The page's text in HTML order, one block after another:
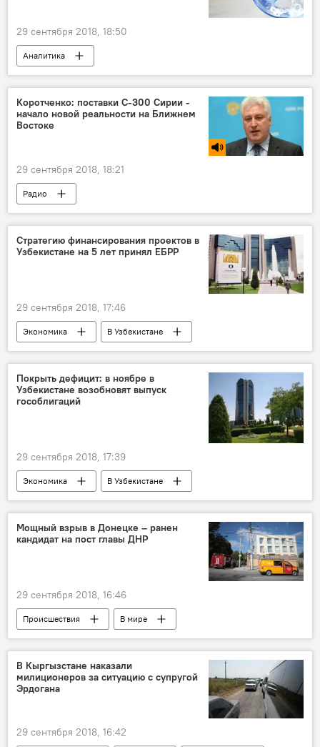
29 сентября 2018, 18:50
Аналитика
Коротченко: поставки С-300 Сирии -
начало новой реальности на Ближнем
Востоке
29 сентября 2018, 18:21
Радио
Стратегию финансирования проектов в
Узбекистане на 5 лет принял ЕБРР
29 сентября 2018, 17:46
Экономика В Узбекистане
Покрыть дефицит: в ноябре в
Узбекистане возобновят выпуск
гособлигаций
29 сентября 2018, 17:39
Экономика
В Узбекистане
Министерство финансов
ценные бумаги
Мощный взрыв в Донецке – ранен
кандидат на пост главы ДНР
29 сентября 2018, 16:46
Происшествия В мире
В Кыргызстане наказали
милиционеров за ситуацию с супругой
Эрдогана
29 сентября 2018, 16:42